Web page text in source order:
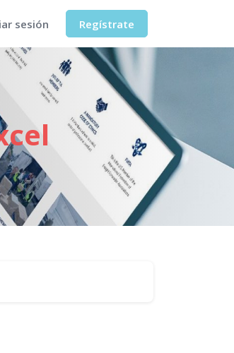
sesión Regístrate